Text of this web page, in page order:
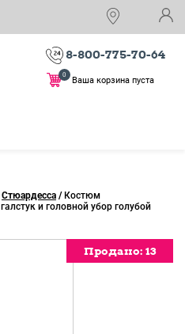
8-800-775-70-64
Ваша корзина пуста
0
Стюардесса / Костюм
и головной убор голубой
Продано: 13
Продано: 13
Продано: 13
Продано: 13
Продано: 13
Продано: 13